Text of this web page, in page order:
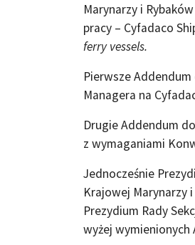
Marynarzy i
pracy – Cyfadaco
ferry vessels.
Pierwsze
Managera na
Drugie Addendum
z wymaganiami
Jednocześnie
Krajowej Marynarzy
Prezydium Rady
wyżej wymienionych